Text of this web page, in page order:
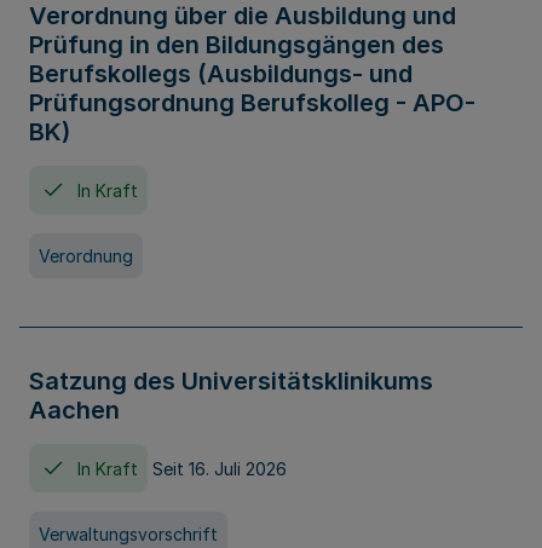
Verordnung über die Ausbildung und
Prüfung in den Bildungsgängen des
Berufskollegs (Ausbildungs- und
Prüfungsordnung Berufskolleg - APO-
BK)
In Kraft
Verordnung
Satzung des Universitätsklinikums
Aachen
In Kraft Seit 16. Juli 2026
Verwaltungsvorschrift